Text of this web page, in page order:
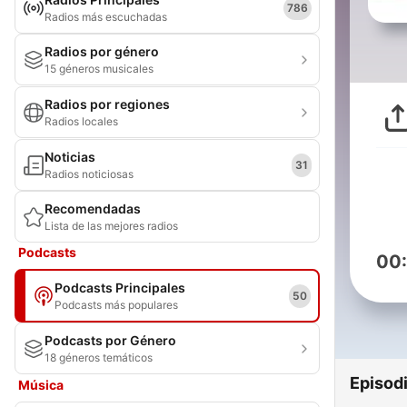
Radios más escuchadas
786
Radios por género
15 géneros musicales
Radios por regiones
Radios locales
Noticias
Radios noticiosas
31
Recomendadas
Lista de las mejores radios
Podcasts
Podcasts Principales
Podcasts más populares
50
Podcasts por Género
18 géneros temáticos
Música